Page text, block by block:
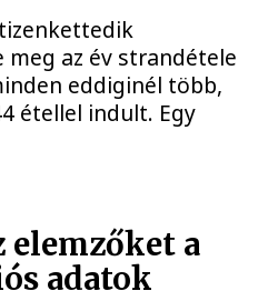
az év strandétele
eddiginél több,
étellel indult. Egy
elemzőket a
adatok